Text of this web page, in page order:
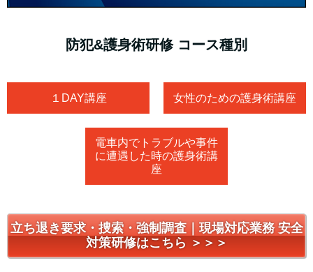
防犯&護身術研修 コース種別
１DAY講座 女性のための護身術講座
電車内でトラブルや事件
に遭遇した時の護身術講
座
立ち退き要求・捜索・強制調査｜現場対応業務 安全
対策研修はこちら ＞＞＞